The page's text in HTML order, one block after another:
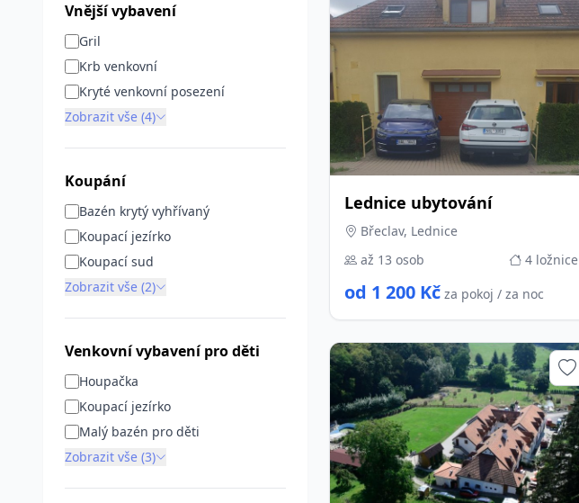
Vnější vybavení
Gril
Krb venkovní
Kryté venkovní posezení
Zobrazit vše (4)
Koupání
Bazén krytý vyhřívaný
Koupací jezírko
Koupací sud
Zobrazit vše (2)
Venkovní vybavení pro děti
Houpačka
Koupací jezírko
Malý bazén pro děti
Zobrazit vše (3)
Lednice ubytování
Břeclav, Lednice
až 13 osob
4 ložnice
od 1 200 Kč za pokoj / za noc